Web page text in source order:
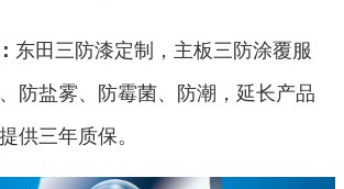
东田三防漆定制，主板三防涂覆服
防盐雾、防霉菌、防潮，延长产品
供三年质保。